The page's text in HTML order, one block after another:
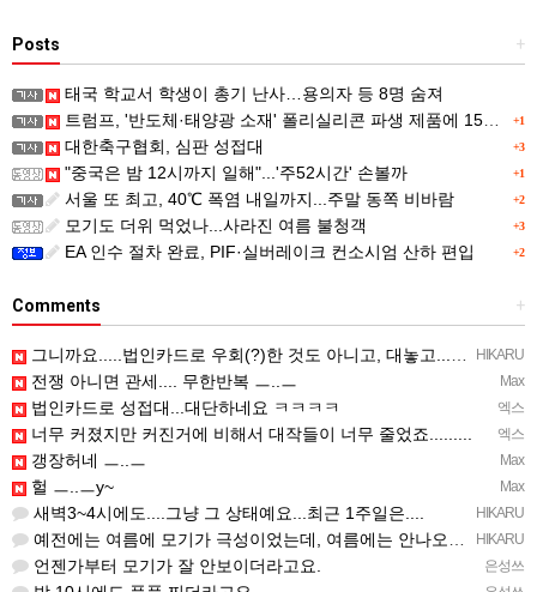
+
Posts
태국 학교서 학생이 총기 난사…용의자 등 8명 숨져
+1
트럼프, '반도체·태양광 소재' 폴리실리콘 파생 제품에 15% 관세...한국 기업도 영향
+3
대한축구협회, 심판 성접대
+1
"중국은 밤 12시까지 일해"...'주52시간' 손볼까
+2
서울 또 최고, 40℃ 폭염 내일까지...주말 동쪽 비바람
+3
모기도 더위 먹었나...사라진 여름 불청객
+2
EA 인수 절차 완료, PIF·실버레이크 컨소시엄 산하 편입
+
Comments
HIKARU
그니까요.....법인카드로 우회(?)한 것도 아니고, 대놓고...ㅋ ㅋ)
Max
전쟁 아니면 관세.... 무한반복 ㅡ..ㅡ
엑스
법인카드로 성접대...대단하네요 ㅋㅋㅋㅋ
엑스
너무 커졌지만 커진거에 비해서 대작들이 너무 줄었죠.........
Max
갱장허네 ㅡ..ㅡ
Max
헐 ㅡ..ㅡy~
HIKARU
새벽3~4시에도....그냥 그 상태예요...최근 1주일은....
HIKARU
예전에는 여름에 모기가 극성이었는데, 여름에는 안나오는 것 같은.....ㅎ ㅎ)
은성쓰
언젠가부터 모기가 잘 안보이더라고요.